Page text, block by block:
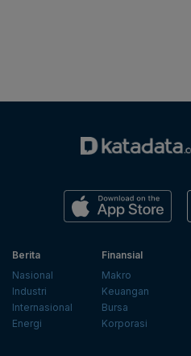
Berita
Nasional
Industri
Internasional
Energi
Finansial
Makro
Keuangan
Bursa
Korporasi